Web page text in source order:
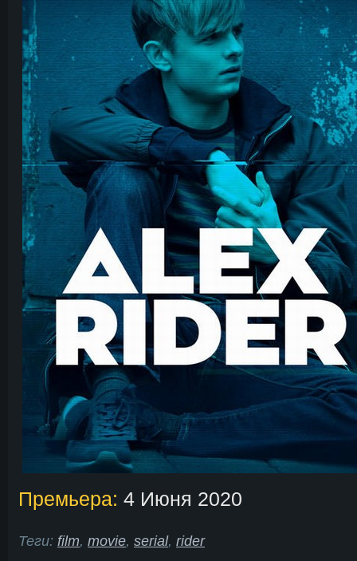
Премьера: 4 Июня 2020
Теги: film, movie, serial, rider